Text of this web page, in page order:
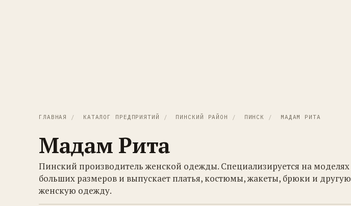
ГЛАВНАЯ / КАТАЛОГ ПРЕДПРИЯТИЙ / ПИНСКИЙ РАЙОН / ПИНСК / МАДАМ РИТА
Мадам Рита
Пинский производитель женской одежды. Специализируется на моделях
больших размеров и выпускает платья, костюмы, жакеты, брюки и другую
женскую одежду.